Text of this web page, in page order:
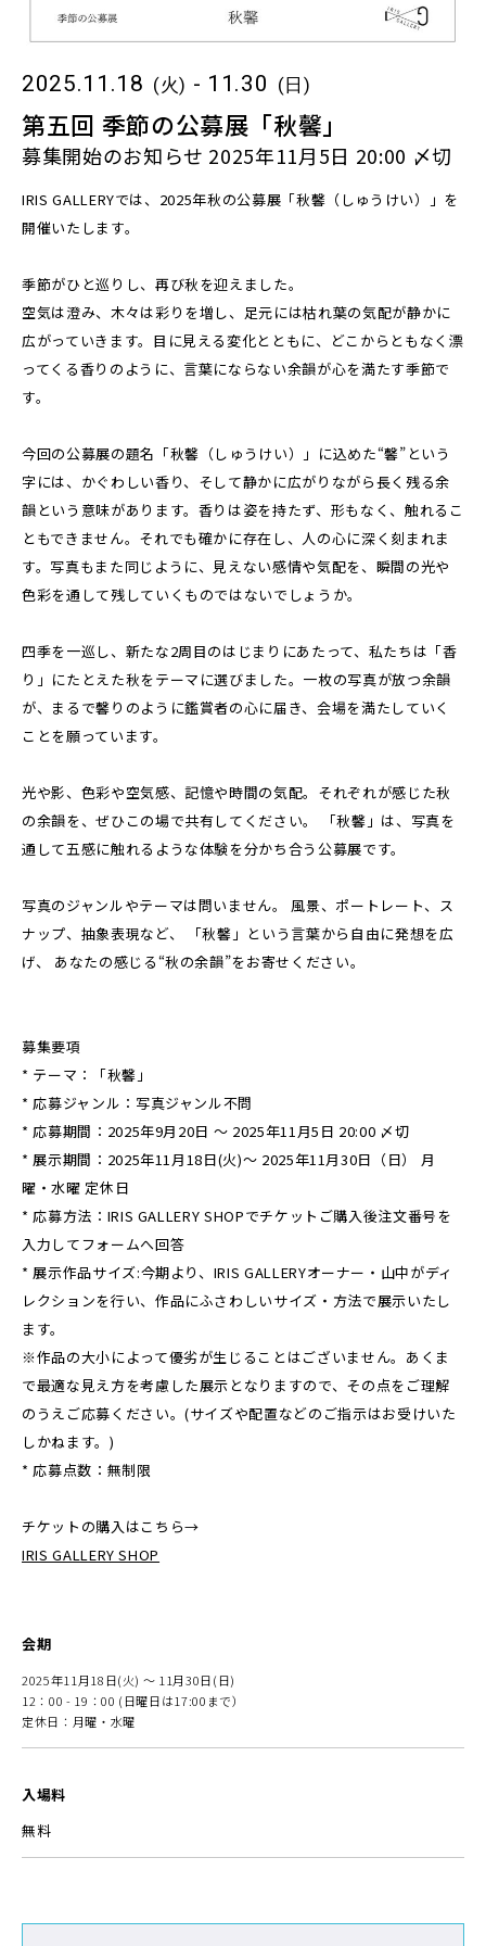
2025.11.18 (火) - 11.30 (日)
第五回 季節の公募展「秋馨」
募集開始のお知らせ 2025年11月5日 20:00 〆切
IRIS GALLERYでは、2025年秋の公募展「秋馨（しゅうけい）」を
開催いたします。
季節がひと巡りし、再び秋を迎えました。
空気は澄み、木々は彩りを増し、足元には枯れ葉の気配が静かに
広がっていきます。目に見える変化とともに、どこからともなく漂
ってくる香りのように、言葉にならない余韻が心を満たす季節で
す。
今回の公募展の題名「秋馨（しゅうけい）」に込めた“馨”という
字には、かぐわしい香り、そして静かに広がりながら長く残る余
韻という意味があります。香りは姿を持たず、形もなく、触れるこ
ともできません。それでも確かに存在し、人の心に深く刻まれま
す。写真もまた同じように、見えない感情や気配を、瞬間の光や
色彩を通して残していくものではないでしょうか。
四季を一巡し、新たな2周目のはじまりにあたって、私たちは「香
り」にたとえた秋をテーマに選びました。一枚の写真が放つ余韻
が、まるで馨りのように鑑賞者の心に届き、会場を満たしていく
ことを願っています。
光や影、色彩や空気感、記憶や時間の気配。それぞれが感じた秋
の余韻を、ぜひこの場で共有してください。 「秋馨」は、写真を
通して五感に触れるような体験を分かち合う公募展です。
写真のジャンルやテーマは問いません。 風景、ポートレート、ス
ナップ、抽象表現など、 「秋馨」という言葉から自由に発想を広
げ、 あなたの感じる“秋の余韻”をお寄せください。
募集要項
* テーマ：「秋馨」
* 応募ジャンル：写真ジャンル不問
* 応募期間：2025年9月20日 ～ 2025年11月5日 20:00 〆切
* 展示期間：2025年11月18日(火)～ 2025年11月30日（日） 月
曜・水曜 定休日
* 応募方法：IRIS GALLERY SHOPでチケットご購入後注文番号を
入力してフォームへ回答
* 展示作品サイズ:今期より、IRIS GALLERYオーナー・山中がディ
レクションを行い、作品にふさわしいサイズ・方法で展示いたし
ます。
※作品の大小によって優劣が生じることはございません。あくま
で最適な見え方を考慮した展示となりますので、その点をご理解
のうえご応募ください。(サイズや配置などのご指示はお受けいた
しかねます。)
* 応募点数：無制限
チケットの購入はこちら→
IRIS GALLERY SHOP
会期
2025年11月18日(火) ～ 11月30日(日)
12：00 - 19：00 (日曜日は17:00まで）
定休日：月曜・水曜
入場料
無料